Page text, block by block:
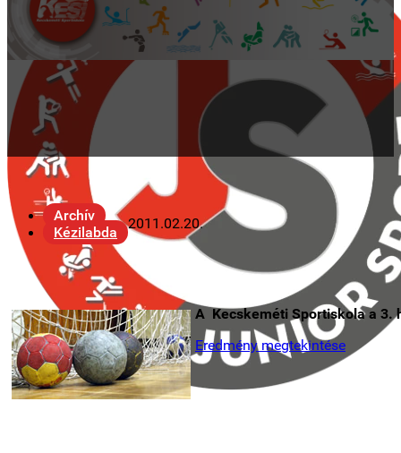
Archív
Kézilabda
2011.02.20.
A Kecskeméti Sportiskola a 3.
Eredmény megtekintése